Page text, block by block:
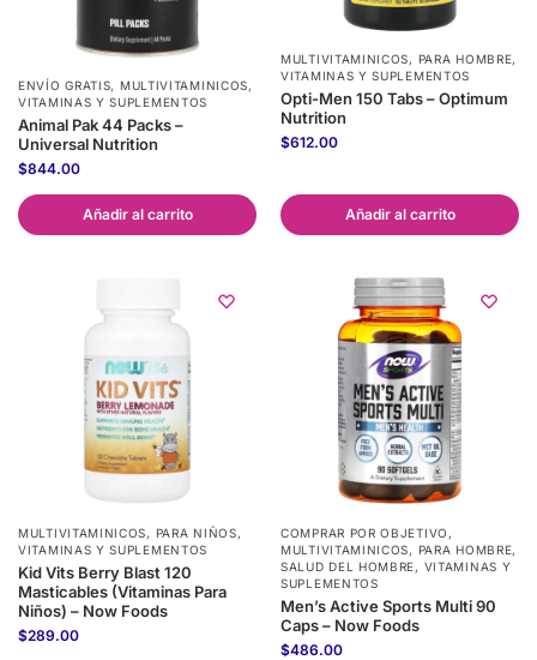
ENVÍO GRATIS, MULTIVITAMINICOS,
VITAMINAS Y SUPLEMENTOS
Animal Pak 44 Packs –
Universal Nutrition
$844.00
Añadir al carrito
MULTIVITAMINICOS, PARA HOMBRE,
VITAMINAS Y SUPLEMENTOS
Opti-Men 150 Tabs – Optimum
Nutrition
$612.00
Añadir al carrito
MULTIVITAMINICOS, PARA NIÑOS,
VITAMINAS Y SUPLEMENTOS
Kid Vits Berry Blast 120
Masticables (Vitaminas Para
Niños) – Now Foods
$289.00
COMPRAR POR OBJETIVO ,
MULTIVITAMINICOS, PARA HOMBRE,
SALUD DEL HOMBRE, VITAMINAS Y
SUPLEMENTOS
Men’s Active Sports Multi 90
Caps – Now Foods
$486.00